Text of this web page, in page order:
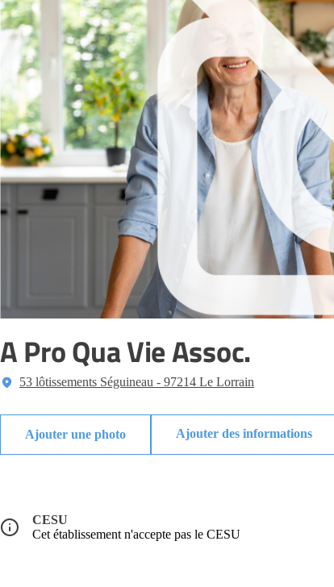
A Pro Qua Vie Assoc.
53 lôtissements Séguineau - 97214 Le Lorrain
Ajouter des informations
CESU
Cet établissement n'accepte pas le CESU